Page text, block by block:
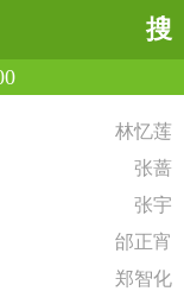
搜
林忆莲
张蔷
张宇
邰正宵
郑智化